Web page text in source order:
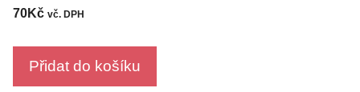
0
o
t
5
70Kč vč. DPH
Přidat do košíku